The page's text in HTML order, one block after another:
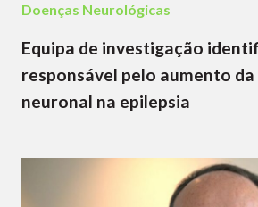
Doenças Neurológicas
Equipa de investigação
responsável pelo aumento
neuronal na epilepsia